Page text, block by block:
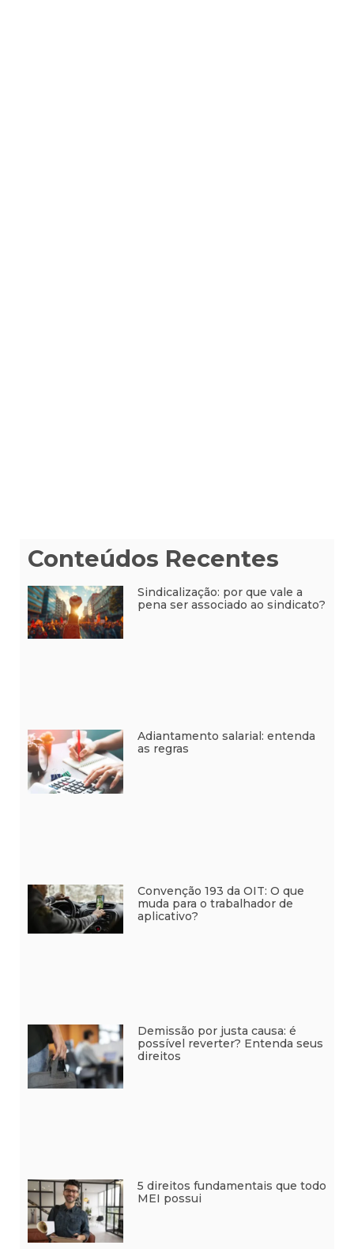
Conteúdos Recentes
Sindicalização: por que vale a
pena ser associado ao sindicato?
Adiantamento salarial: entenda
as regras
Convenção 193 da OIT: O que
muda para o trabalhador de
aplicativo?
Demissão por justa causa: é
possível reverter? Entenda seus
direitos
5 direitos fundamentais que todo
MEI possui